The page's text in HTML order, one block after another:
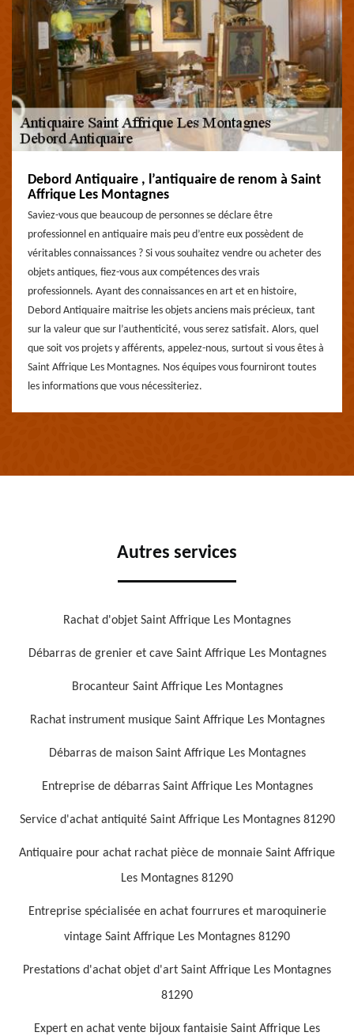
Debord Antiquaire , l’antiquaire de renom à Saint
Affrique Les Montagnes
Saviez-vous que beaucoup de personnes se déclare être
professionnel en antiquaire mais peu d’entre eux possèdent de
véritables connaissances ? Si vous souhaitez vendre ou acheter des
objets antiques, fiez-vous aux compétences des vrais
professionnels. Ayant des connaissances en art et en histoire,
Debord Antiquaire maitrise les objets anciens mais précieux, tant
sur la valeur que sur l’authenticité, vous serez satisfait. Alors, quel
que soit vos projets y afférents, appelez-nous, surtout si vous êtes à
Saint Affrique Les Montagnes. Nos équipes vous fourniront toutes
les informations que vous nécessiteriez.
Autres services
Rachat d'objet Saint Affrique Les Montagnes
Débarras de grenier et cave Saint Affrique Les Montagnes
Brocanteur Saint Affrique Les Montagnes
Rachat instrument musique Saint Affrique Les Montagnes
Débarras de maison Saint Affrique Les Montagnes
Entreprise de débarras Saint Affrique Les Montagnes
Service d'achat antiquité Saint Affrique Les Montagnes 81290
Antiquaire pour achat rachat pièce de monnaie Saint Affrique
Les Montagnes 81290
Entreprise spécialisée en achat fourrures et maroquinerie
vintage Saint Affrique Les Montagnes 81290
Prestations d'achat objet d'art Saint Affrique Les Montagnes
81290
Expert en achat vente bijoux fantaisie Saint Affrique Les